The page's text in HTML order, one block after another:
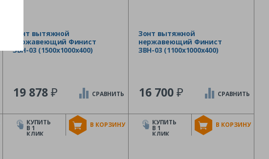
Зонт вытяжной
нержавеющий Финист
ЗВН-03 (1500х1000х400)
19 878₽
В КОРЗИНУ
СРАВНИТЬ
КУПИТЬ
В 1
КЛИК
Зонт вытяжной
нержавеющий Финист
ЗВН-03 (1100х1000х400)
16 700₽
В КОРЗИНУ
СРАВНИТЬ
КУПИТЬ
В 1
КЛИК